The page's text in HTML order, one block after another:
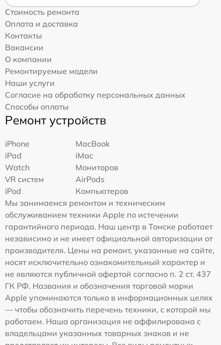
Стоимость ремонта
Оплата и доставка
Контакты
Вакансии
О компании
Ремонтируемые модели
Наши услуги
Согласие на обработку персональных данных
Способы оплаты
Ремонт устройств
iPhone
MacBook
iPad
iMac
Watch
Мониторов
VR систем
AirPods
iPod
Компьютеров
Мы занимаемся ремонтом и техническим
обслуживанием техники Apple по истечении
гарантийного периода. Наш центр в Томске работает
независимо и не имеет официальной авторизации от
производителя. Цены на ремонт, указанные на сайте,
носят исключительно ознакомительный характер и
не являются публичной офертой согласно п. 2 ст. 437
ГК РФ. Названия и обозначения торговой марки
Apple упоминаются только в информационных целях
— чтобы обозначить перечень техники, с которой мы
работаем. Наша организация не аффилирована с
владельцами указанных товарных знаков и не